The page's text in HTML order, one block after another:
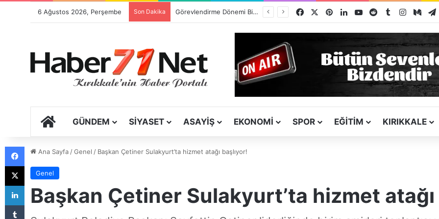
6 Ağustos 2026, Perşembe Son Dakika Kız Kardeşini Öldüren Firari Mandırada Yakalandı Facebook PinterestLinkedInYouTubeRedditTumblrInstagram
ANA SAYFA
GÜNDEM SIYASET ASAYIŞ EKONOMI SPOR EĞITIM KIRIKKALE
Ana Sayfa/Genel / Başkan Çetiner Sulakyurt’ta hizmet atağı başlıyor!
Genel
Başkan Çetiner Sulakyurt’ta hizmet atağı
Tumblr